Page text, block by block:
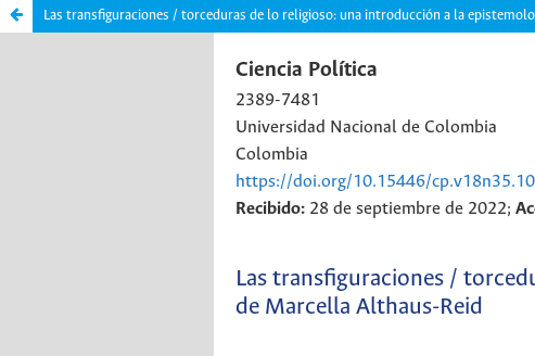
Las transfiguraciones / torceduras de lo religioso: una introducción a la